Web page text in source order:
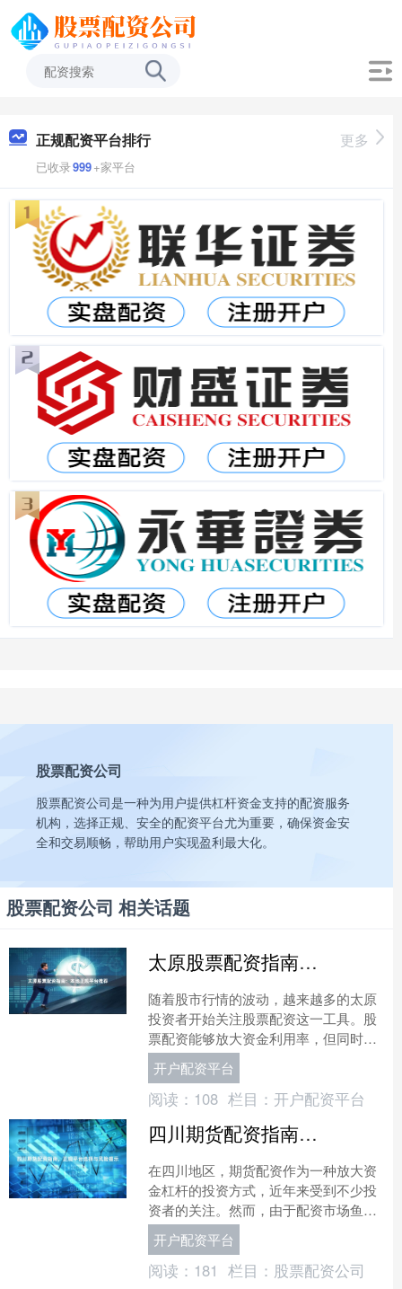
正规配资平台排行
已收录999+家平台
更多
股票配资公司
股票配资公司是一种为用户提供杠杆资金支持的配资服务
机构，选择正规、安全的配资平台尤为重要，确保资金安
全和交易顺畅，帮助用户实现盈利最大化。
股票配资公司 相关话题
太原股票配资指南：本地正规平台推荐
随着股市行情的波动，越来越多的太原
投资者开始关注股票配资这一工具。股
票配资能够放大资金利用率，但同时也
伴随着一定的风险。对于太原本地的投
资者来说，选择一家正规、....
开户配资平台
阅读： 108 栏目： 开户配资平台
四川期货配资指南，正规平台选择与风险提示
在四川地区，期货配资作为一种放大资
金杠杆的投资方式，近年来受到不少投
资者的关注。然而，由于配资市场鱼龙
混杂，如何选择正规平台、规避潜在风
险，成为每位投资者必须掌....
开户配资平台
阅读： 181 栏目： 股票配资公司